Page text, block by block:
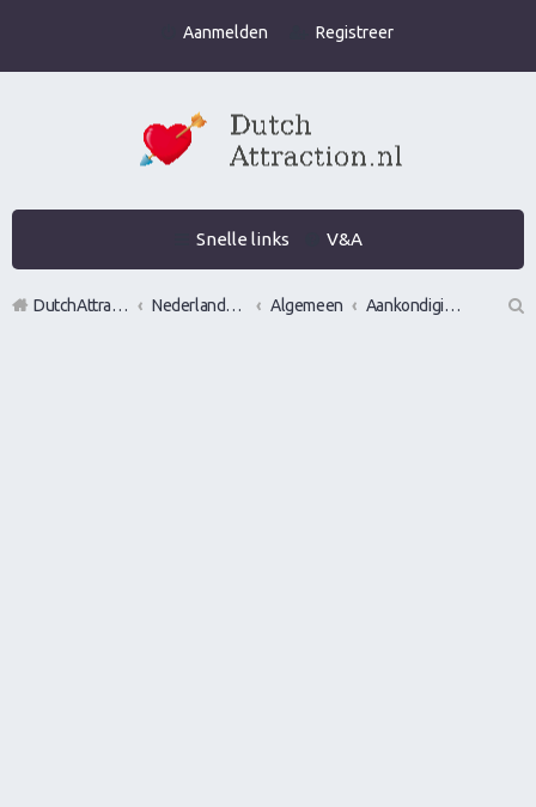
Aanmelden Registreer
Snelle links V&A
DutchAttraction.nl Nederlands grootste Dutch Attraction, Lifestyle, Vrouwen versieren en Pick-Up (PUA) Forum Algemeen
Aankondigingen, opmerkingen en verzoeken